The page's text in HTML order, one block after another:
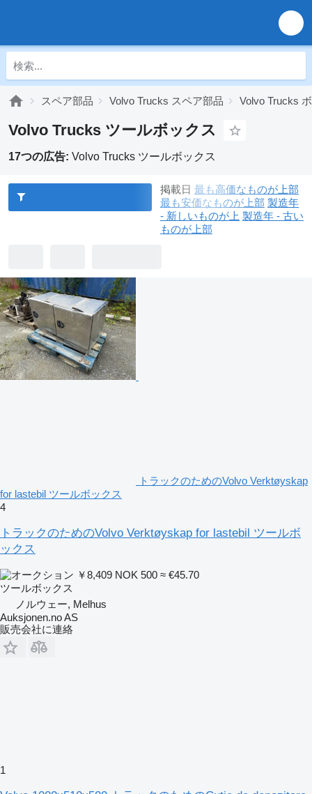
スペア部品 Volvo Trucks スペア部品 Volvo Trucks
Volvo Trucks ツールボックス
17つの広告: Volvo Trucks ツールボックス
掲載日 最も高価なものが上部
最も安価なものが上部 製造年
- 新しいものが上 製造年 - 古い
ものが上部
トラックのためのVolvo Verktøyskap
for lastebil ツールボックス
4
トラックのためのVolvo Verktøyskap for lastebil ツールボ
ックス
￥8,409 NOK 500 ≈ €45.70
ツールボックス
ノルウェー, Melhus
Auksjonen.no AS
販売会社に連絡
1